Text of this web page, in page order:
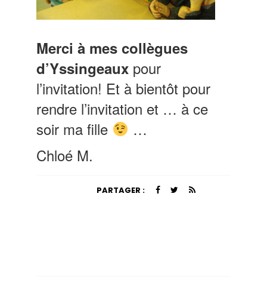
Merci à mes collègues
d’Yssingeaux pour
l’invitation! Et à bientôt pour
rendre l’invitation et … à ce
soir ma fille
…
Chloé M.
PARTAGER :